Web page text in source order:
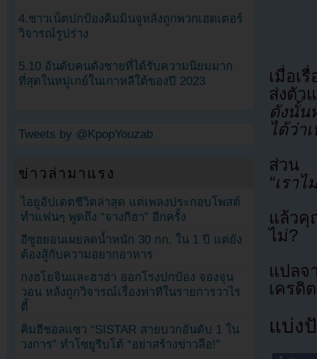
เมื่อเ
ส่งตัว
ดังนั้น
ได้ว่า
ส่วน
“เรา
แล้วคุ
ไม่?
แปลจ
เครดิ
แบ่ง
4.ชาวเน็ตปกป้องคิมมินจูหลังถูกพวกเฮดเตอร์
วิจารณ์รูปร่าง
5.10 อันดับคนดังชายที่ได้รับความนิยมมาก
ที่สุดในหมู่เกย์ในเกาหลีใต้ของปี 2023
Tweets by @KpopYouzab
ข่าวล่ามาแรง
ไอยูอัปเดตชีวิตล่าสุด แต่เพลงประกอบโพสต์
ทำแฟนๆ พูดถึง “จางกีฮา” อีกครั้ง
อีซูฮยอนเผยลดน้ำหนัก 30 กก. ใน 1 ปี แต่ยัง
ต้องสู้กับความอยากอาหาร
กงฮโยจินและฮาฮ่า ออกโรงปกป้อง จองจุน
วอน หลังถูกวิจารณ์เรื่องท่าทีในรายการวาไร
ตี้
คิมฮีชอลแซว “SISTAR สายบวกอันดับ 1 ใน
วงการ” ทำโซยูรีบโต้ “อย่าสร้างข่าวลือ!”